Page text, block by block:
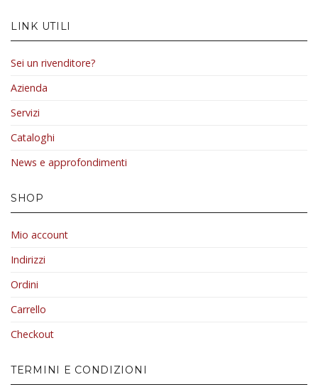
LINK UTILI
Sei un rivenditore?
Azienda
Servizi
Cataloghi
News e approfondimenti
SHOP
Mio account
Indirizzi
Ordini
Carrello
Checkout
TERMINI E CONDIZIONI